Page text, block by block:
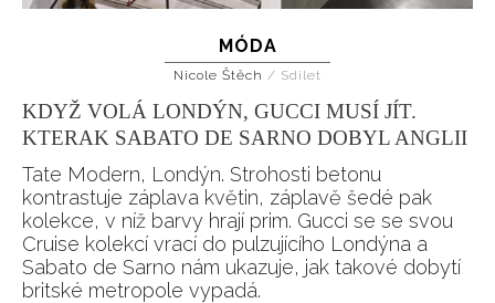
MÓDA
Nicole Štěch / Sdílet
KDYŽ VOLÁ LONDÝN, GUCCI MUSÍ JÍT.
KTERAK SABATO DE SARNO DOBYL ANGLII
Tate Modern, Londýn. Strohosti betonu
kontrastuje záplava květin, záplavě šedé pak
kolekce, v níž barvy hrají prim. Gucci se se svou
Cruise kolekcí vrací do pulzujícího Londýna a
Sabato de Sarno nám ukazuje, jak takové dobytí
britské metropole vypadá.